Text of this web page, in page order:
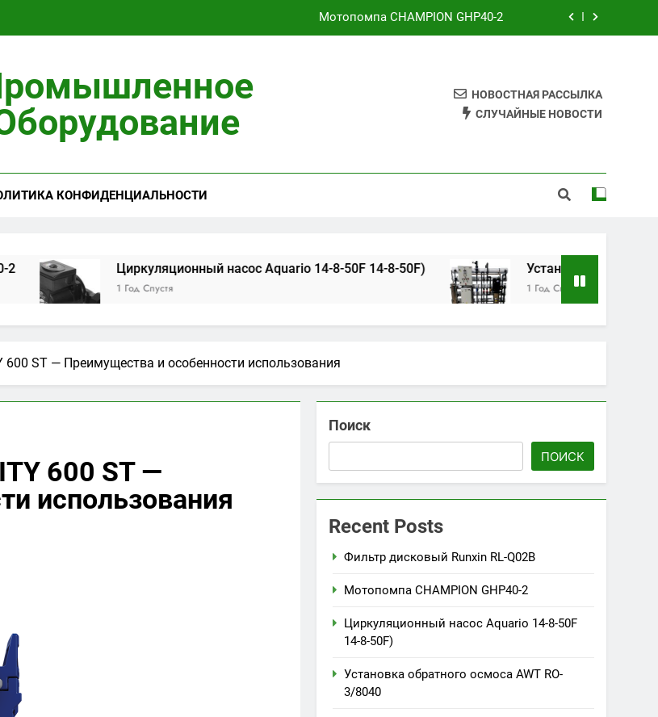
Мотопомпа CHAMPION GHP40-2
Установка обратного осмоса AWT RO-3/8040
Фильтр дисковый Runxin RL-Q02B
НОВОСТНАЯ РАССЫЛКА
СЛУЧАЙНЫЕ НОВОСТИ
КОНФИДЕНЦИАЛЬНОСТИ
Циркуляционный насос Aquario 14-8-50F 14-8-50F)
1 Год Спустя
Установка обратного осмоса
1 Год Спустя
600 ST — Преимущества и особенности использования
600 ST —
использования
Поиск
ПОИСК
Recent Posts
Фильтр дисковый Runxin RL-Q02B
Мотопомпа CHAMPION GHP40-2
Циркуляционный насос Aquario 14-8-50F
14-8-50F)
Установка обратного осмоса AWT RO-
3/8040